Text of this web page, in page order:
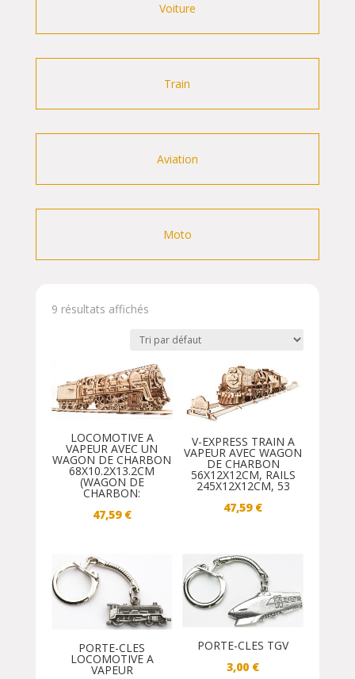
Voiture
Train
Aviation
Moto
9 résultats affichés
LOCOMOTIVE A
VAPEUR AVEC UN
WAGON DE CHARBON
68X10.2X13.2CM
(WAGON DE
CHARBON:
47,59 €
V-EXPRESS TRAIN A
VAPEUR AVEC WAGON
DE CHARBON
56X12X12CM, RAILS
245X12X12CM, 53
47,59 €
PORTE-CLES
LOCOMOTIVE A
VAPEUR
PORTE-CLES TGV
3,00 €